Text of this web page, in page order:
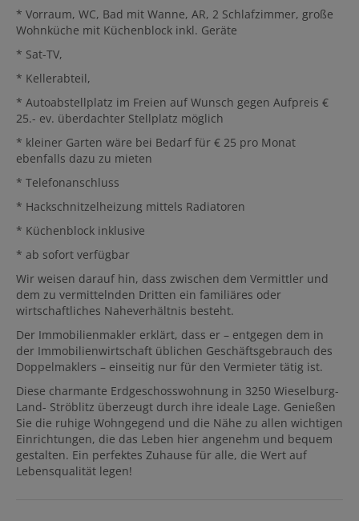
* Vorraum, WC, Bad mit Wanne, AR, 2 Schlafzimmer, große
Wohnküche mit Küchenblock inkl. Geräte
* Sat-TV,
* Kellerabteil,
* Autoabstellplatz im Freien auf Wunsch gegen Aufpreis €
25.- ev. überdachter Stellplatz möglich
* kleiner Garten wäre bei Bedarf für € 25 pro Monat
ebenfalls dazu zu mieten
* Telefonanschluss
* Hackschnitzelheizung mittels Radiatoren
* Küchenblock inklusive
* ab sofort verfügbar
Wir weisen darauf hin, dass zwischen dem Vermittler und
dem zu vermittelnden Dritten ein familiäres oder
wirtschaftliches Naheverhältnis besteht.
Der Immobilienmakler erklärt, dass er – entgegen dem in
der Immobilienwirtschaft üblichen Geschäftsgebrauch des
Doppelmaklers – einseitig nur für den Vermieter tätig ist.
Diese charmante Erdgeschosswohnung in 3250 Wieselburg-
Land- Ströblitz überzeugt durch ihre ideale Lage. Genießen
Sie die ruhige Wohngegend und die Nähe zu allen wichtigen
Einrichtungen, die das Leben hier angenehm und bequem
gestalten. Ein perfektes Zuhause für alle, die Wert auf
Lebensqualität legen!